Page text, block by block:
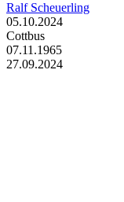
Ralf Scheuerling
05.10.2024
Cottbus
07.11.1965
27.09.2024